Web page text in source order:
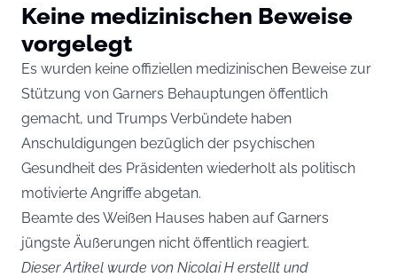
Keine medizinischen Beweise
vorgelegt
Es wurden keine offiziellen medizinischen Beweise zur
Stützung von Garners Behauptungen öffentlich
gemacht, und Trumps Verbündete haben
Anschuldigungen bezüglich der psychischen
Gesundheit des Präsidenten wiederholt als politisch
motivierte Angriffe abgetan.
Beamte des Weißen Hauses haben auf Garners
jüngste Äußerungen nicht öffentlich reagiert.
Dieser Artikel wurde von Nicolai H erstellt und